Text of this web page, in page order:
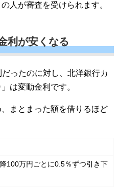
人が審査を受けられます。
利が安くなる
ったのに対し、北洋銀行カ
は変動金利です。
まとまった額を借りるほど
100万円ごとに0.5％ずつ引き下